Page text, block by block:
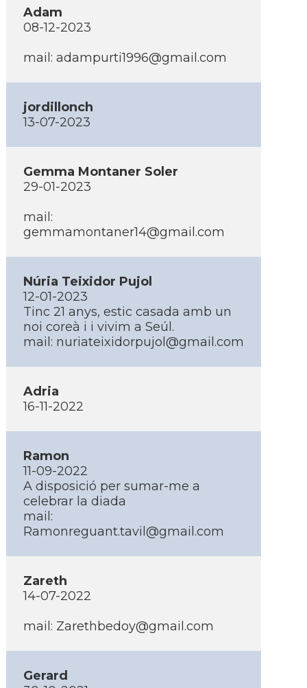
Adam
08-12-2023
mail: adampurti1996@gmail.com
jordillonch
13-07-2023
Gemma Montaner Soler
29-01-2023
mail:
gemmamontaner14@gmail.com
Núria Teixidor Pujol
12-01-2023
Tinc 21 anys, estic casada amb un
noi coreà i i vivim a Seúl.
mail: nuriateixidorpujol@gmail.com
Adria
16-11-2022
Ramon
11-09-2022
A disposició per sumar-me a
celebrar la diada
mail:
Ramonreguant.tavil@gmail.com
Zareth
14-07-2022
mail: Zarethbedoy@gmail.com
Gerard